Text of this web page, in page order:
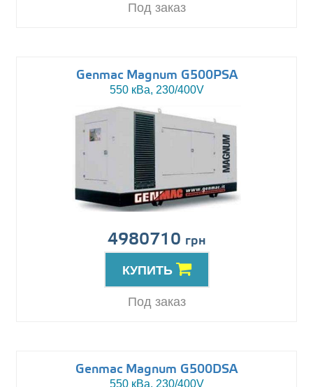
Под заказ
Genmac Magnum G500PSA
550 кВа, 230/400V
4980710 грн
КУПИТЬ
Под заказ
Genmac Magnum G500DSA
550 кВа, 230/400V